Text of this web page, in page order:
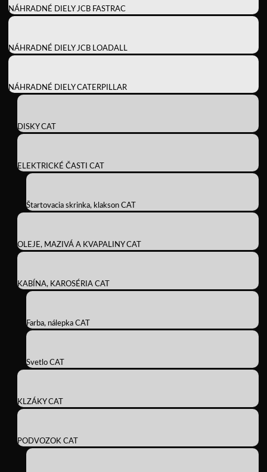
NÁHRADNÉ DIELY JCB FASTRAC
NÁHRADNÉ DIELY JCB LOADALL
NÁHRADNÉ DIELY CATERPILLAR
DISKY CAT
ELEKTRICKÉ ČASTI CAT
Štartovacia skrinka, klakson CAT
OLEJE, MAZIVÁ A KVAPALINY CAT
KABÍNA, KAROSÉRIA CAT
Farba, nálepka CAT
Svetlo CAT
KLZÁKY CAT
PODVOZOK CAT